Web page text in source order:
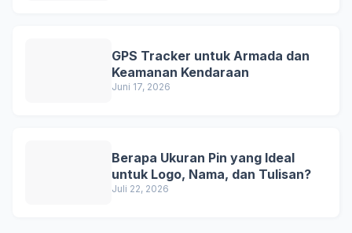
GPS Tracker untuk Armada dan
Keamanan Kendaraan
Juni 17, 2026
Berapa Ukuran Pin yang Ideal
untuk Logo, Nama, dan Tulisan?
Juli 22, 2026